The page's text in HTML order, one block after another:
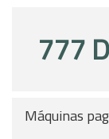
777
Máquinas